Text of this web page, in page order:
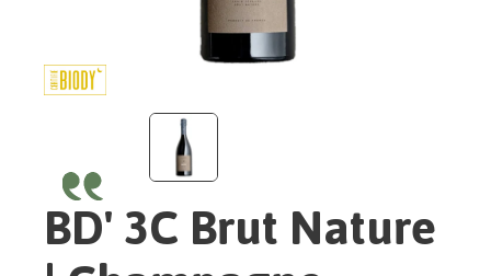
BD' 3C Brut Nature